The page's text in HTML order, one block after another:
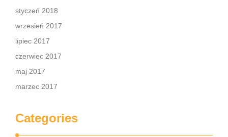
styczeń 2018
wrzesień 2017
lipiec 2017
czerwiec 2017
maj 2017
marzec 2017
Categories